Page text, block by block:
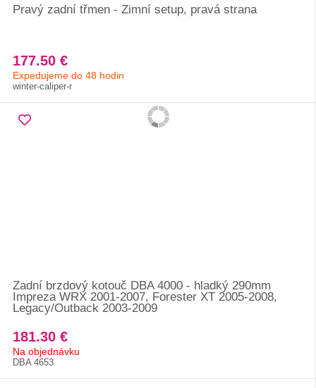
Pravý zadní třmen - Zimní setup, pravá strana
177.50 €
Expedujeme do 48 hodin
winter-caliper-r
Zadní brzdový kotouč DBA 4000 - hladký 290mm
Impreza WRX 2001-2007, Forester XT 2005-2008,
Legacy/Outback 2003-2009
181.30 €
Na objednávku
DBA 4653